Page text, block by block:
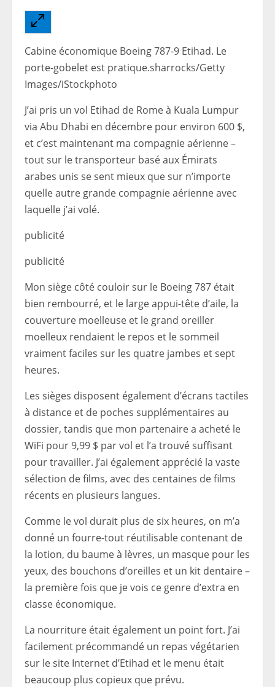
Cabine économique Boeing 787-9 Etihad. Le
porte-gobelet est pratique.sharrocks/Getty
Images/iStockphoto
J’ai pris un vol Etihad de Rome à Kuala Lumpur
via Abu Dhabi en décembre pour environ 600 $,
et c’est maintenant ma compagnie aérienne –
tout sur le transporteur basé aux Émirats
arabes unis se sent mieux que sur n’importe
quelle autre grande compagnie aérienne avec
laquelle j’ai volé.
publicité
publicité
Mon siège côté couloir sur le Boeing 787 était
bien rembourré, et le large appui-tête d’aile, la
couverture moelleuse et le grand oreiller
moelleux rendaient le repos et le sommeil
vraiment faciles sur les quatre jambes et sept
heures.
Les sièges disposent également d’écrans tactiles
à distance et de poches supplémentaires au
dossier, tandis que mon partenaire a acheté le
WiFi pour 9,99 $ par vol et l’a trouvé suffisant
pour travailler. J’ai également apprécié la vaste
sélection de films, avec des centaines de films
récents en plusieurs langues.
Comme le vol durait plus de six heures, on m’a
donné un fourre-tout réutilisable contenant de
la lotion, du baume à lèvres, un masque pour les
yeux, des bouchons d’oreilles et un kit dentaire –
la première fois que je vois ce genre d’extra en
classe économique.
La nourriture était également un point fort. J’ai
facilement précommandé un repas végétarien
sur le site Internet d’Etihad et le menu était
beaucoup plus copieux que prévu.